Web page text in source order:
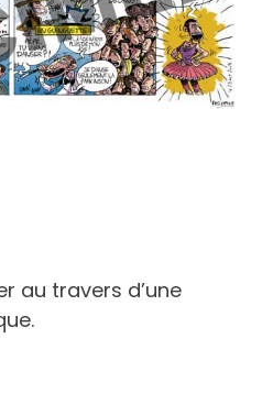
au travers d’une